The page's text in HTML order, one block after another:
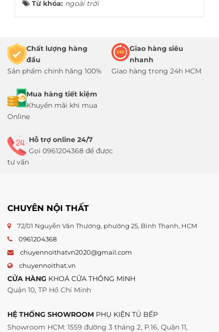
Từ khóa: ngoài trời
Chất lượng hàng
đầu
Sản phẩm chính hãng 100%
Giao hàng siêu
nhanh
Giao hàng trong 24h HCM
Mua hàng tiết kiệm
Khuyến mãi khi mua
Online
Hỗ trợ online 24/7
Gọi 0961204368 để được
tư vấn
CHUYÊN NỘI THẤT
72/01 Nguyễn Văn Thương, phường 25, Bình Thạnh, HCM
0961204368
chuyennoithatvn2020@gmail.com
chuyennoithat.vn
CỬA HÀNG KHOÁ CỬA THÔNG MINH
Quận 10, TP Hồ Chí Minh
HỆ THỐNG SHOWROOM PHỤ KIỆN TỦ BẾP
Showroom HCM: 1559 đường 3 tháng 2, P.16, Quận 11,